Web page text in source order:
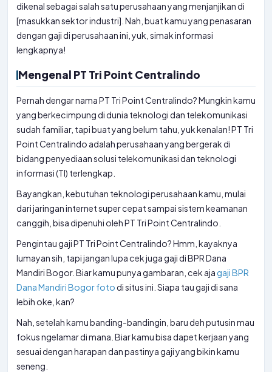
dikenal sebagai salah satu perusahaan yang menjanjikan di
[masukkan sektor industri]. Nah, buat kamu yang penasaran
dengan gaji di perusahaan ini, yuk, simak informasi
lengkapnya!
Mengenal PT Tri Point Centralindo
Pernah dengar nama PT Tri Point Centralindo? Mungkin kamu
yang berkecimpung di dunia teknologi dan telekomunikasi
sudah familiar, tapi buat yang belum tahu, yuk kenalan! PT Tri
Point Centralindo adalah perusahaan yang bergerak di
bidang penyediaan solusi telekomunikasi dan teknologi
informasi (TI) terlengkap.
Bayangkan, kebutuhan teknologi perusahaan kamu, mulai
dari jaringan internet super cepat sampai sistem keamanan
canggih, bisa dipenuhi oleh PT Tri Point Centralindo.
Pengintau gaji PT Tri Point Centralindo? Hmm, kayaknya
lumayan sih, tapi jangan lupa cek juga gaji di BPR Dana
Mandiri Bogor. Biar kamu punya gambaran, cek aja gaji BPR
Dana Mandiri Bogor fotodi situs ini. Siapa tau gaji di sana
lebih oke, kan?
Nah, setelah kamu banding-bandingin, baru deh putusin mau
fokus ngelamar di mana. Biar kamu bisa dapet kerjaan yang
sesuai dengan harapan dan pastinya gaji yang bikin kamu
seneng.